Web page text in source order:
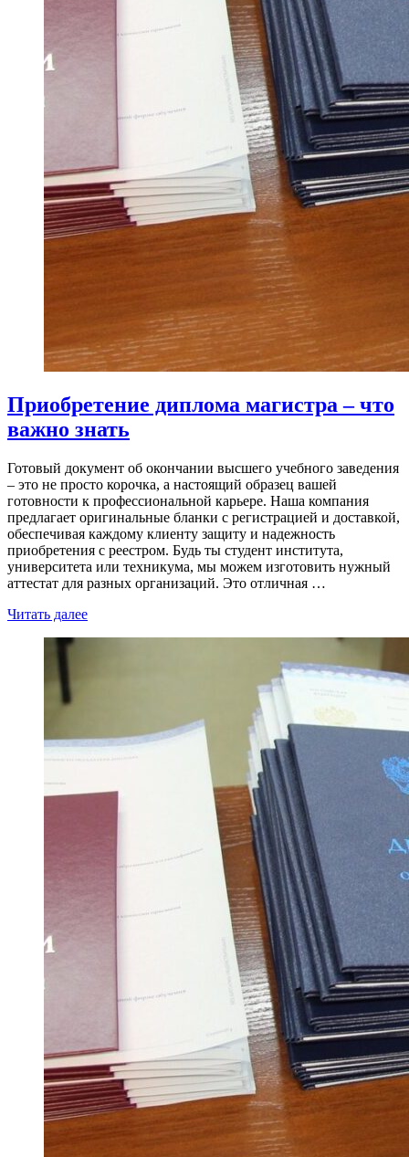
Приобретение диплома магистра – что
важно знать
Готовый документ об окончании высшего учебного заведения
– это не просто корочка, а настоящий образец вашей
готовности к профессиональной карьере. Наша компания
предлагает оригинальные бланки с регистрацией и доставкой,
обеспечивая каждому клиенту защиту и надежность
приобретения с реестром. Будь ты студент института,
университета или техникума, мы можем изготовить нужный
аттестат для разных организаций. Это отличная …
Читать далее